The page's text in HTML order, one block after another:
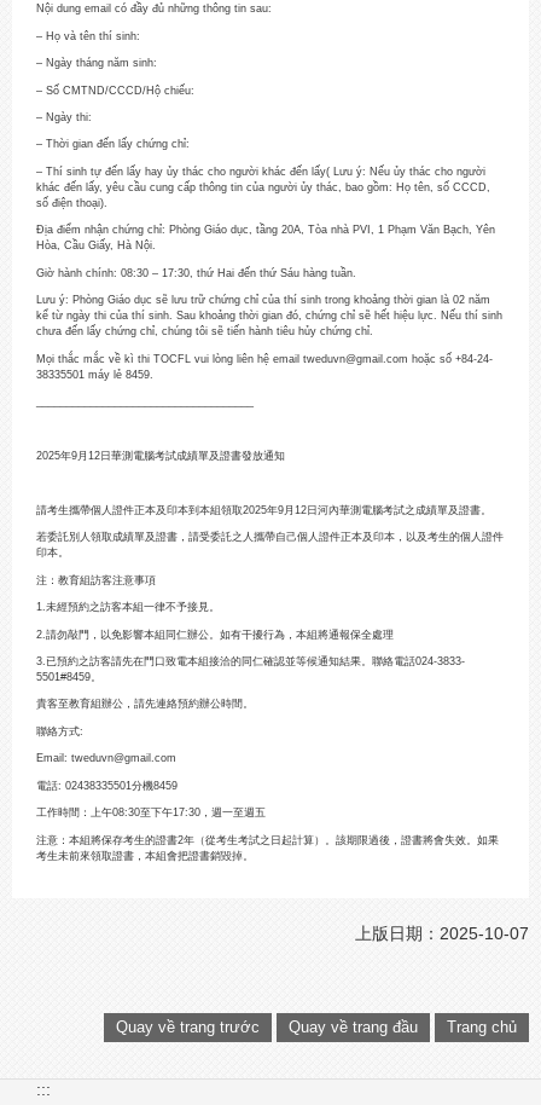
Nội dung email có đầy đủ những thông tin sau:
– Họ và tên thí sinh:
– Ngày tháng năm sinh:
– Số CMTND/CCCD/Hộ chiếu:
– Ngày thi:
– Thời gian đến lấy chứng chỉ:
– Thí sinh tự đến lấy hay ủy thác cho người khác đến lấy( Lưu ý: Nếu ủy thác cho người
khác đến lấy, yêu cầu cung cấp thông tin của người ủy thác, bao gồm: Họ tên, số CCCD,
số điện thoại).
Địa điểm nhận chứng chỉ: Phòng Giáo dục, tầng 20A, Tòa nhà PVI, 1 Phạm Văn Bạch, Yên
Hòa, Cầu Giấy, Hà Nội.
Giờ hành chính: 08:30 – 17:30, thứ Hai đến thứ Sáu hàng tuần.
Lưu ý: Phòng Giáo dục sẽ lưu trữ chứng chỉ của thí sinh trong khoảng thời gian là 02 năm
kể từ ngày thi của thí sinh. Sau khoảng thời gian đó, chứng chỉ sẽ hết hiệu lực. Nếu thí sinh
chưa đến lấy chứng chỉ, chúng tôi sẽ tiến hành tiêu hủy chứng chỉ.
Mọi thắc mắc về kì thi TOCFL vui lòng liên hệ email tweduvn@gmail.com hoặc số +84-24-
38335501 máy lẻ 8459.
2025年9月12日華測電腦考試成績單及證書發放通知
請考生攜帶個人證件正本及印本到本組領取2025年9月12日河內華測電腦考試之成績單及證書。
若委託別人領取成績單及證書，請受委託之人攜帶自己個人證件正本及印本，以及考生的個人證件
印本。
注：教育組訪客注意事項
1.未經預約之訪客本組一律不予接見。
2.請勿敲門，以免影響本組同仁辦公。如有干擾行為，本組將通報保全處理
3.已預約之訪客請先在門口致電本組接洽的同仁確認並等候通知結果。聯絡電話024-3833-
5501#8459。
貴客至教育組辦公，請先連絡預約辦公時間。
聯絡方式:
Email: tweduvn@gmail.com
電話: 02438335501分機8459
工作時間：上午08:30至下午17:30，週一至週五
注意：本組將保存考生的證書2年（從考生考試之日起計算）。該期限過後，證書將會失效。如果
考生未前來領取證書，本組會把證書銷毀掉。
上版日期：2025-10-07
Quay về trang trước Quay về trang đầu Trang chủ
:::